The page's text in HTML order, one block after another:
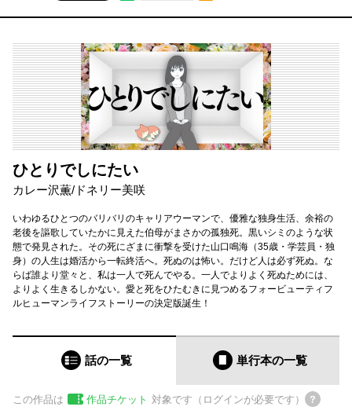
ひとりでしにたい
カレー沢薫/ ドネリー美咲
いわゆるひとつのバリバリのキャリアウーマンで、優雅な独身生活、余裕の
老後を謳歌していたかに見えた伯母がまさかの孤独死。黒いシミのような状
態で発見された。その死にざまに衝撃を受けた山口鳴海（35歳・学芸員・独
身）の人生は婚活から一転終活へ。死ぬのは怖い。だけど人は必ず死ぬ。な
らば誰より堂々と、私は一人で死んでやる。一人でよりよく死ぬためには、
よりよく生きるしかない。愛と死をひたむきに見つめるフォービューティフ
ルヒューマンライフストーリーの決定版誕生！
話の一覧 単行本の一覧
この作品は 作品チケット 対象です（ログインが必要です）